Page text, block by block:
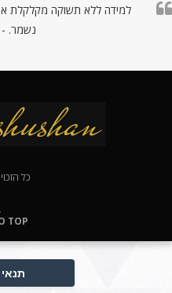
למידה ללא תשוקה מקלקלת את
נשמר. -
כל
TOP